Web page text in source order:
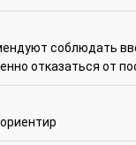
соблюдать
отказаться от